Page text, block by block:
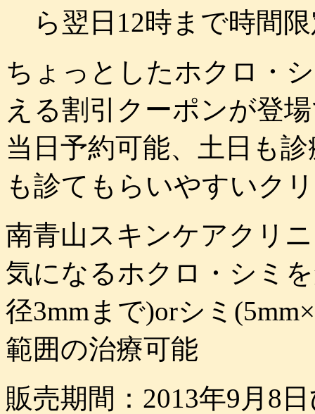
ら翌日12時まで時間
ちょっとしたホクロ・
える割引クーポンが登
当日予約可能、土日も
も診てもらいやすいク
南青山スキンケアクリ
気になるホクロ・シミ
径3mmまで)orシミ
範囲の治療可能
販売期間：2013年9月8